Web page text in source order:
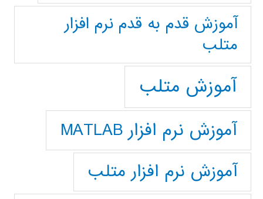
آموزش قدم به قدم نرم افزار
متلب
آموزش متلب
آموزش نرم افزار MATLAB
آموزش نرم افزار متلب